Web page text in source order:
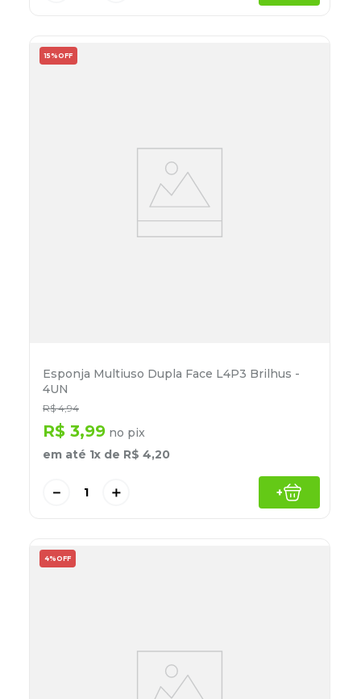
15% OFF
Esponja Multiuso Dupla Face L4P3 Brilhus -
4UN
R$ 4,94
R$ 3,99 no pix
em até 1x de R$ 4,20
＋
－ +
4% OFF